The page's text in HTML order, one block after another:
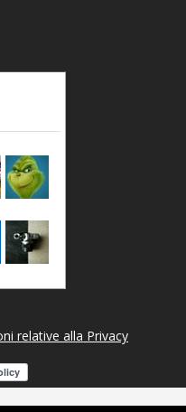
relative alla Privacy